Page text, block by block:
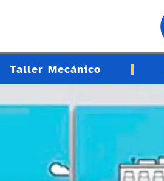
Taller Mecánico